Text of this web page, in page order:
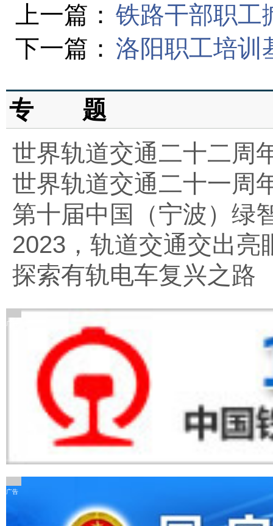
上一篇： 铁路干部职工
下一篇： 洛阳职工培训
专 题
世界轨道交通二十二周
世界轨道交通二十一周
第十届中国（宁波）绿
2023，轨道交通交出亮
探索有轨电车复兴之路
广告
广告